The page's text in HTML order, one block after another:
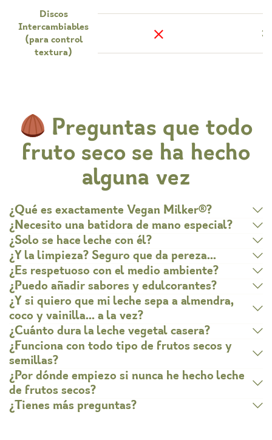
Discos
Intercambiables
(para control
textura)
3
Preguntas que todo
fruto seco se ha hecho
alguna vez
¿Qué es exactamente Vegan Milker®?
¿Necesito una batidora de mano especial?
¿Solo se hace leche con él?
¿Y la limpieza? Seguro que da pereza…
¿Es respetuoso con el medio ambiente?
¿Puedo añadir sabores y edulcorantes?
¿Y si quiero que mi leche sepa a almendra,
coco y vainilla… a la vez?
¿Cuánto dura la leche vegetal casera?
¿Funciona con todo tipo de frutos secos y
semillas?
¿Por dónde empiezo si nunca he hecho leche
de frutos secos?
¿Tienes más preguntas?